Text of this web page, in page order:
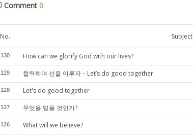
Comment 0
No. Subject
130 How can we glorify God with our lives?
129 합력하여 선을 이루자 – Let’s do good together
128 Let's do good together
127 무엇을 믿을 것인가?
126 What will we believe?